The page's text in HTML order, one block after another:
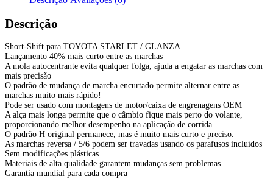
Descrição
Short-Shift para TOYOTA STARLET / GLANZA.
Lançamento 40% mais curto entre as marchas
A mola autocentrante evita qualquer folga, ajuda a engatar as marchas com
mais precisão
O padrão de mudança de marcha encurtado permite alternar entre as
marchas muito mais rápido!
Pode ser usado com montagens de motor/caixa de engrenagens OEM
A alça mais longa permite que o câmbio fique mais perto do volante,
proporcionando melhor desempenho na aplicação de corrida
O padrão H original permanece, mas é muito mais curto e preciso.
As marchas reversa / 5/6 podem ser travadas usando os parafusos incluídos
Sem modificações plásticas
Materiais de alta qualidade garantem mudanças sem problemas
Garantia mundial para cada compra